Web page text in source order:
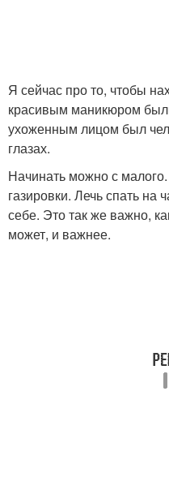
Я сейчас про то, чтобы
красивым маникюром
ухоженным лицом был
глазах.
Начинать можно с
газировки. Лечь спать
себе. Это так же важно,
может, и важнее.